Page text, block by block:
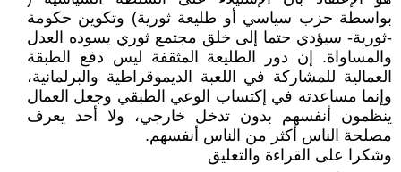
بواسطة حزب سياسي أو طليعة ثورية) وتكوين حكومة
-ثورية- سيؤدي حتما إلى خلق مجتمع ثوري يسوده العدل
والمساواة. إن دور الطليعة المثقفة ليس دفع الطبقة
العمالية للمشاركة في اللعبة الديموقراطية والبرلمانية،
وإنما مساعدته في إكتساب الوعي الطبقي وجعل العمال
ينظمون أنفسهم بدون تدخل خارجي، ولا أحد يعرف
مصلحة الناس أكثر من الناس أنفسهم.
وشكرا على القراءة والتعليق